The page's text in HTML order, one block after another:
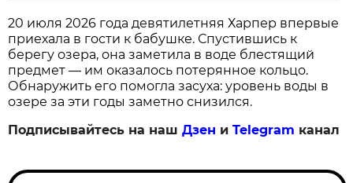
20 июля 2026 года девятилетняя Харпер впервые
приехала в гости к бабушке. Спустившись к
берегу озера, она заметила в воде блестящий
предмет — им оказалось потерянное кольцо.
Обнаружить его помогла засуха: уровень воды в
озере за эти годы заметно снизился.
Подписывайтесь на нашДзен иTelegram канал